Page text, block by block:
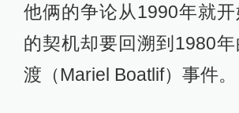
他俩的争论从1990年就
的契机却要回溯到1980
渡（Mariel Boatlif）事件。